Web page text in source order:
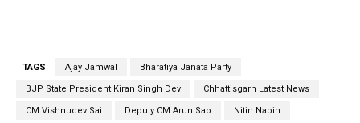
TAGS Ajay Jamwal Bharatiya Janata Party
BJP State President Kiran Singh Dev Chhattisgarh Latest News
CM Vishnudev Sai Deputy CM Arun Sao Nitin Nabin